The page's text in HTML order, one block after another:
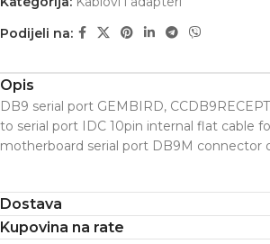
Podijeli na:
Opis
DB9 serial port GEMBIRD,
to serial port IDC 10pin internal flat cable
motherboard serial port DB9M connector
Dostava
Kupovina na rate